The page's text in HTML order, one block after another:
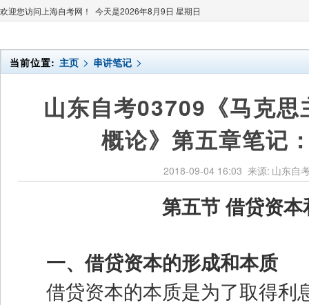
欢迎您访问上海自考网！ 今天是2026年8月9日 星期日
当前位置: 主页 > 串讲笔记 >
山东自考03709《马克思
概论》第五章笔记
2018-09-04 16:03 来源: 山东自
第五节 借贷资
一、借贷资本的形成和本质
借贷资本的本质是为了取得利